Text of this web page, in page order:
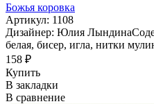
Божья коровка
Артикул: 1108
Дизайнер: Юлия
белая, бисер, игла, нитки
158 ₽
Купить
В закладки
В сравнение